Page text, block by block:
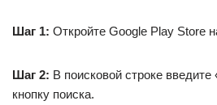
Шаг 1: Откройте Google Play Store
Шаг 2: В поисковой строке
кнопку поиска.